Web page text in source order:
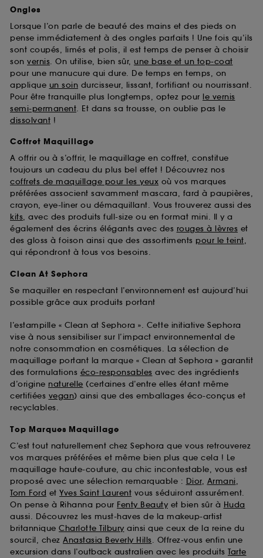
Ongles
Lorsque l’on parle de beauté des mains et des pieds on
pense immédiatement à des ongles parfaits ! Une fois qu’ils
sont coupés, limés et polis, il est temps de penser à choisir
son vernis. On utilise, bien sûr, une base et un top-coat
pour une manucure qui dure. De temps en temps, on
applique un soin durcisseur, lissant, fortifiant ou nourrissant.
Pour être tranquille plus longtemps, optez pour le vernis
semi-permanent. Et dans sa trousse, on oublie pas le
dissolvant !
Coffret Maquillage
A offrir ou à s’offrir, le maquillage en coffret, constitue
toujours un cadeau du plus bel effet ! Découvrez nos
coffrets de maquillage pour les yeux où vos marques
préférées associent savamment mascara, fard à paupières,
crayon, eye-liner ou démaquillant. Vous trouverez aussi des
kits, avec des produits full-size ou en format mini. Il y a
également des écrins élégants avec des rouges à lèvres et
des gloss à foison ainsi que des assortiments pour le teint,
qui répondront à tous vos besoins.
Clean At Sephora
Se maquiller en respectant l’environnement est aujourd’hui
possible grâce aux produits portant
l’estampille « Clean at Sephora ». Cette initiative Sephora
vise à nous sensibiliser sur l’impact environnemental de
notre consommation en cosmétiques. La sélection de
maquillage portant la marque « Clean at Sephora » garantit
des formulations éco-responsables avec des ingrédients
d’origine naturelle (certaines d’entre elles étant même
certifiées vegan) ainsi que des emballages éco-conçus et
recyclables.
Top Marques Maquillage
C’est tout naturellement chez Sephora que vous retrouverez
vos marques préférées et même bien plus que cela ! Le
maquillage haute-couture, au chic incontestable, vous est
proposé avec une sélection remarquable : Dior, Armani,
Tom Ford et Yves Saint Laurent vous séduiront assurément.
On pense à Rihanna pour Fenty Beauty et bien sûr à Huda
aussi. Découvrez les must-haves de la makeup-artist
britannique Charlotte Tilbury ainsi que ceux de la reine du
sourcil, chez Anastasia Beverly Hills. Offrez-vous enfin une
excursion dans l’outback australien avec les produits Tarte